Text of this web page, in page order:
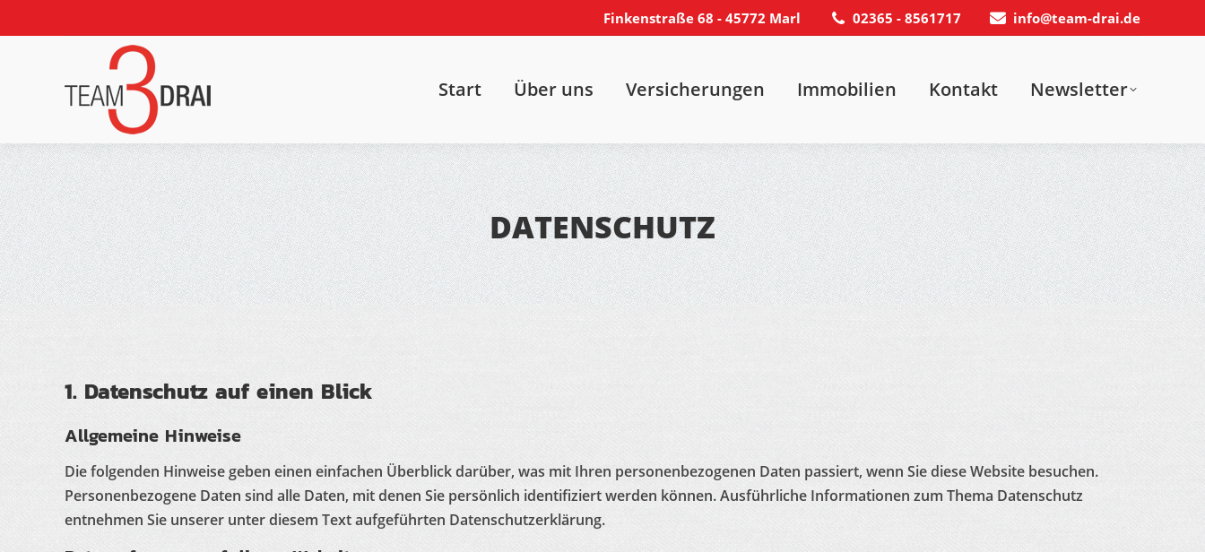
Finkenstraße 68 - 45772 Marl 02365 - 8561717 info@team-drai.de
Start Über uns Versicherungen Immobilien Kontakt Newsletter
DATENSCHUTZ
1. Datenschutz auf einen Blick
Allgemeine Hinweise
Die folgenden Hinweise geben einen einfachen Überblick darüber, was mit Ihren personenbezogenen Daten passiert, wenn Sie diese Website besuchen.
Personenbezogene Daten sind alle Daten, mit denen Sie persönlich identifiziert werden können. Ausführliche Informationen zum Thema Datenschutz
entnehmen Sie unserer unter diesem Text aufgeführten Datenschutzerklärung.
Start Über uns Versicherungen Immobilien Kontakt Newsletter